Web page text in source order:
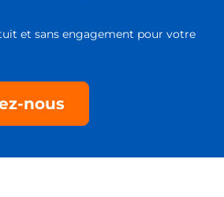
et sans engagement pour votre
nous